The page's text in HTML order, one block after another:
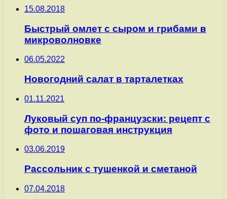
15.08.2018
Быстрый омлет с сыром и грибами в
микроволновке
06.05.2022
Новогодний салат в тарталетках
01.11.2021
Луковый суп по-французски: рецепт с
фото и пошаговая инструкция
03.06.2019
Рассольник с тушенкой и сметаной
07.04.2018